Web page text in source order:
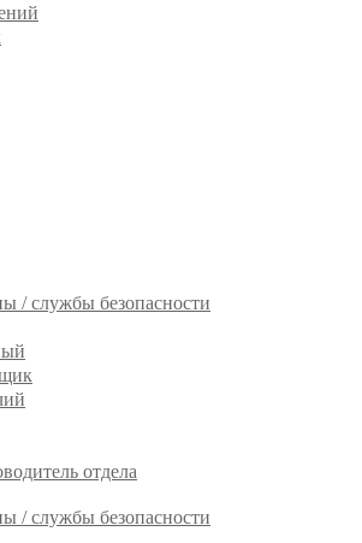
/ службы безопасности
отдела
/ службы безопасности